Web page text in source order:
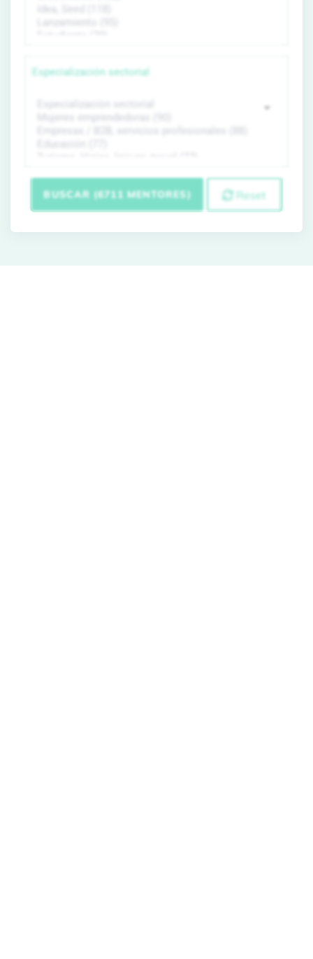
Especialización sectorial
BUSCAR (6711 MENTORES) Reset